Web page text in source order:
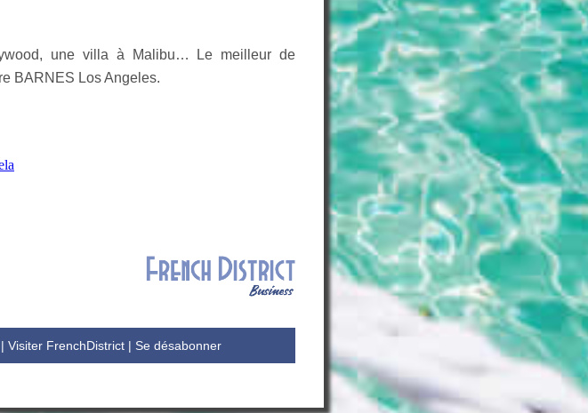
une villa à Malibu… Le meilleur de
BARNES Los Angeles.
Visiter FrenchDistrict| Se désabonner